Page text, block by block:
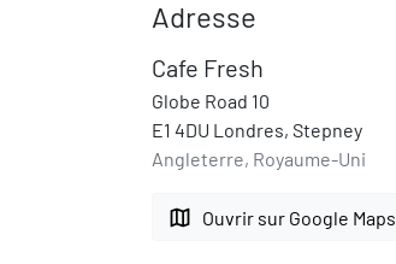
Adresse
Cafe Fresh
Globe Road 10
E1 4DU Londres, Stepney
Angleterre, Royaume-Uni
map Ouvrir sur Google Maps